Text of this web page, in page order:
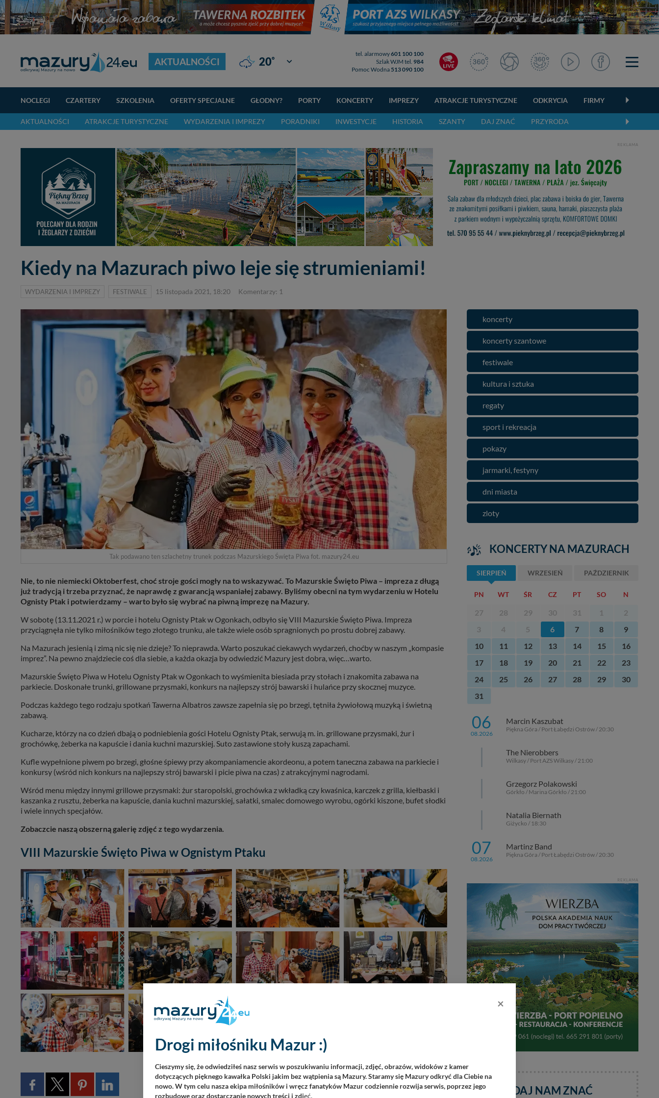
AKTUALNOŚCI 20° Giżycko
tel. alarmowy601 100 100
Szlak WJM tel. 984
Pomoc Wodna 513 090 100
NOCLEGI CZARTERY SZKOLENIA OFERTY SPECJALNE GŁODNY? PORTY KONCERTY IMPREZY ATRAKCJE TURYSTYCZNE ODKRYCIA FIRMY
AKTUALNOŚCI ATRAKCJE TURYSTYCZNE WYDARZENIA I IMPREZY PORADNIKI INWESTYCJE HISTORIA SZANTY DAJ ZNAĆ PRZYRODA
REKLAMA
Kiedy na Mazurach piwo leje się strumieniami!
WYDARZENIA I IMPREZY FESTIWALE 15 listopada 2021, 18:20 Komentarzy: 1
Tak podawano ten szlachetny trunek podczas Mazurskiego Święta Piwa fot. mazury24.eu
Nie, to nie niemiecki Oktoberfest, choć stroje gości mogły na to wskazywać. To Mazurskie Święto Piwa – impreza z długą
już tradycją i trzeba przyznać, że naprawdę z gwarancją wspaniałej zabawy. Byliśmy obecni na tym wydarzeniu w Hotelu
Ognisty Ptak i potwierdzamy – warto było się wybrać na piwną imprezę na Mazury.
W sobotę (13.11.2021 r.) w porcie i hotelu Ognisty Ptak w Ogonkach, odbyło się VIII Mazurskie Święto Piwa. Impreza
przyciągnęła nie tylko miłośników tego złotego trunku, ale także wiele osób spragnionych po prostu dobrej zabawy.
Na Mazurach jesienią i zimą nic się nie dzieje? To nieprawda. Warto poszukać ciekawych wydarzeń, choćby w naszym „kompasie
imprez”. Na pewno znajdziecie coś dla siebie, a każda okazja by odwiedzić Mazury jest dobra, więc…warto.
Mazurskie Święto Piwa w Hotelu Ognisty Ptak w Ogonkach to wyśmienita biesiada przy stołach i znakomita zabawa na
parkiecie. Doskonałe trunki, grillowane przysmaki, konkurs na najlepszy strój bawarski i hulańce przy skocznej muzyce.
Podczas każdego tego rodzaju spotkań Tawerna Albatros zawsze zapełnia się po brzegi, tętniła żywiołową muzyką i świetną
zabawą.
Kucharze, którzy na co dzień dbają o podniebienia gości Hotelu Ognisty Ptak, serwują m. in. grillowane przysmaki, żur i
grochówkę, żeberka na kapuście i dania kuchni mazurskiej. Suto zastawione stoły kuszą zapachami.
Kufle wypełnione piwem po brzegi, głośne śpiewy przy akompaniamencie akordeonu, a potem taneczna zabawa na parkiecie i
konkursy (wśród nich konkurs na najlepszy strój bawarski i picie piwa na czas) z atrakcyjnymi nagrodami.
Wśród menu między innymi grillowe przysmaki: żur staropolski, grochówka z wkładką czy kwaśnica, karczek z grilla, kiełbaski i
kaszanka z rusztu, żeberka na kapuście, dania kuchni mazurskiej, sałatki, smalec domowego wyrobu, ogórki kiszone, bufet słodki
i wiele innych specjałów.
Zobaczcie naszą obszerną galerię zdjęć z tego wydarzenia.
VIII Mazurskie Święto Piwa w Ognistym Ptaku
koncerty
koncerty szantowe
festiwale
kultura i sztuka
regaty
sport i rekreacja
pokazy
jarmarki, festyny
dni miasta
zloty
KONCERTY NA MAZURACH
SIERPIEŃ WRZESIEŃ PAŹDZIERNIK
PN WT ŚR CZ PT SO N
27 28 29 30 31 1
2
3
4 5 6 7 8
9
10
11 12 13 14 15
16
17
18 19 20 21 22
23
24
25 26 27 28 29
30
31
06
08.2026
Marcin Kaszubat
Piękna Góra / Port Łabędzi Ostrów / 20:30
The Nierobbers
Wilkasy / Port AZS Wilkasy / 21:00
Grzegorz Polakowski
Górkło / Marina Górkło / 21:00
Natalia Biernath
Giżycko / 18:30
07
08.2026
Martinz Band
Piękna Góra / Port Łabędzi Ostrów / 20:30
REKLAMA
DAJ NAM ZNAĆ
×
Drogi miłośniku Mazur :)
Cieszymy się, że odwiedziłeś nasz serwis w poszukiwaniu informacji, zdjęć, obrazów, widoków z kamer
dotyczących pięknego kawałka Polski jakim bez wątpienia są Mazury. Staramy się Mazury odkryć dla Ciebie na
nowo. W tym celu nasza ekipa miłośników i wręcz fanatyków Mazur codziennie rozwija serwis, poprzez jego
rozbudowę oraz dostarczanie nowych treści i zdjęć.